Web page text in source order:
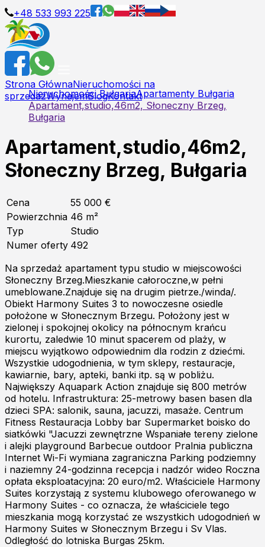
+48 533 993 225
Strona GłównaNieruchomości na
sprzedażWynajemBlogKontakt
Nieruchomości BułgariaApartamenty Bułgaria
Apartament,studio,46m2, Słoneczny Brzeg,
Bułgaria
Apartament,studio,46m2,
Słoneczny Brzeg, Bułgaria
Cena
55 000 €
Powierzchnia 46 m²
Typ
Studio
Numer oferty 492
Na sprzedaż apartament typu studio w miejscowości
Słoneczny Brzeg.Mieszkanie całoroczne,w pełni
umeblowane.Znajduje się na drugim pietrze./winda/.
Obiekt Harmony Suites 3 to nowoczesne osiedle
położone w Słonecznym Brzegu. Położony jest w
zielonej i spokojnej okolicy na północnym krańcu
kurortu, zaledwie 10 minut spacerem od plaży, w
miejscu wyjątkowo odpowiednim dla rodzin z dziećmi.
Wszystkie udogodnienia, w tym sklepy, restauracje,
kawiarnie, bary, apteki, banki itp. są w pobliżu.
Największy Aquapark Action znajduje się 800 metrów
od hotelu. Infrastruktura: 25-metrowy basen basen dla
dzieci SPA: salonik, sauna, jacuzzi, masaże. Centrum
Fitness Restauracja Lobby bar Supermarket boisko do
siatkówki "Jacuzzi zewnętrzne Wspaniałe tereny zielone
i alejki playground Barbecue outdoor Pralnia publiczna
Internet Wi-Fi wymiana zagraniczna Parking podziemny
i naziemny 24-godzinna recepcja i nadzór wideo Roczna
opłata eksploatacyjna: 20 euro/m2. Właściciele Harmony
Suites korzystają z systemu klubowego oferowanego w
Harmony Suites - co oznacza, że właściciele tego
mieszkania mogą korzystać ze wszystkich udogodnień w
Harmony Suites w Słonecznym Brzegu i Sv Vlas.
Odległość do lotniska Burgas 25km.